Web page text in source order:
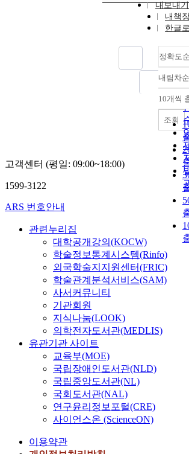
내보내기
내책
한글
정확도순
내림차순
10개씩
조회
고객센터 (평일: 09:00~18:00)
1599-3122
ARS 번호안내
관련누리집
대학공개강의(KOCW)
학술정보통계시스템(Rinfo)
외국학술지지원센터(FRIC)
학술관계분석서비스(SAM)
사서커뮤니티
기관회원
지식나눔(LOOK)
의학전자도서관(MEDLIS)
유관기관 사이트
교육부(MOE)
국립장애인도서관(NLD)
국립중앙도서관(NL)
국회도서관(NAL)
연구윤리정보포털(CRE)
사이언스온 (ScienceON)
이용약관